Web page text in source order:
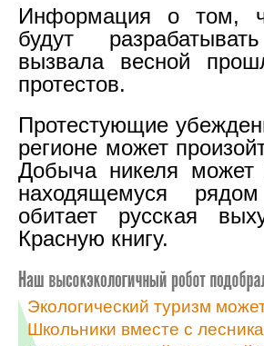
Информация о том,
будут
вызвала весной
протестов.
Протестующие
регионе может
Добыча никеля
находящемуся
обитает русская
Красную книгу.
Экологический туризм
Школьники вместе с